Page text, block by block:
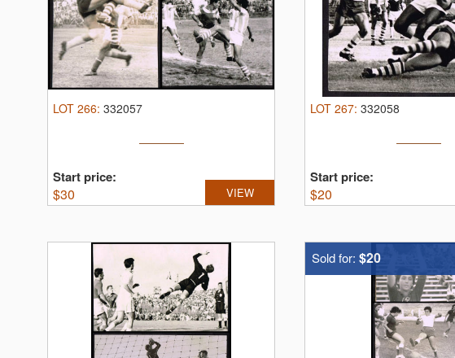
LOT 266: 332057
Start price:
$30 VIEW
LOT 267: 332058
Start price:
$20
Sold for: $20